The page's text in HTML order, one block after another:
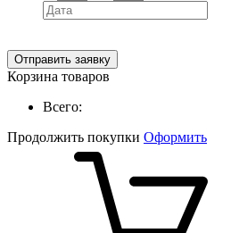
Отправить заявку
Корзина товаров
Всего:
Продолжить покупки Оформить